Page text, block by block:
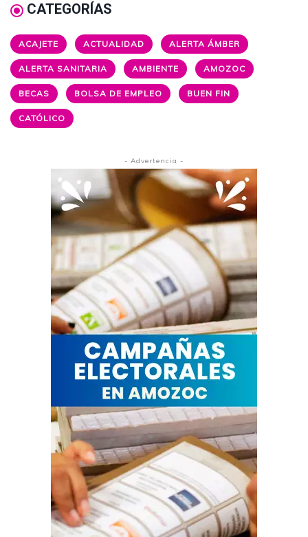
CATEGORÍAS
ACAJETE ACTUALIDAD ALERTA ÁMBER
ALERTA SANITARIA AMBIENTE AMOZOC
BECAS BOLSA DE EMPLEO BUEN FIN
CATÓLICO
- Advertencia -